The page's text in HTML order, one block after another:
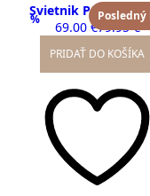
% Posledný
Svietnik PARIS
79.95€
Original
price
69.00€Current
price
PRIDAŤ DO KOŠÍKA